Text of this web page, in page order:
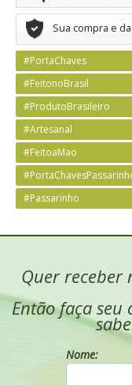
Sua compra e
#PortaChaves
#FeitonoBrasil
#ProdutoBrasileiro
#Artesanal
#FeitoaMao
#Passarinho
Quer receber
Então faça
Nome: